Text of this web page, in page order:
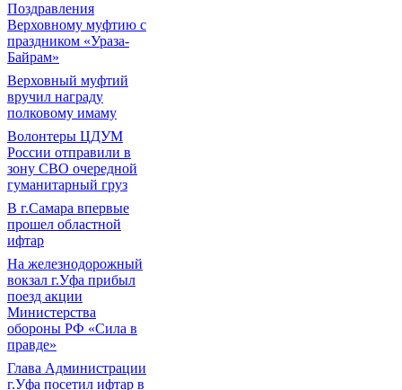
Поздравления
Верховному муфтию с
праздником «Ураза-
Байрам»
Верховный муфтий
вручил награду
полковому имаму
Волонтеры ЦДУМ
России отправили в
зону СВО очередной
гуманитарный груз
В г.Самара впервые
прошел областной
ифтар
На железнодорожный
вокзал г.Уфа прибыл
поезд акции
Министерства
обороны РФ «Сила в
правде»
Глава Администрации
г.Уфа посетил ифтар в